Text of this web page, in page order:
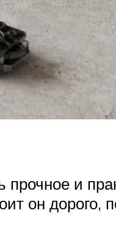
и
он дорого,